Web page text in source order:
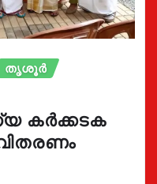
തൃശൂർ
കർക്കടക